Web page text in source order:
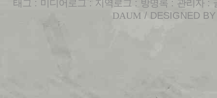
태그 : 미디어로그 : 지역로그 : 방명록 : 관리자 :
DAUM / DESIGNED